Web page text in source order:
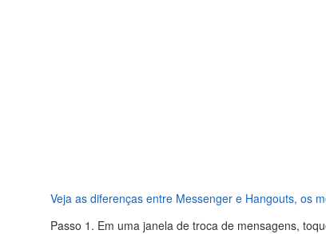
Veja as diferenças entre Messenger e Hangouts, os
Passo 1. Em uma janela de troca de mensagens,